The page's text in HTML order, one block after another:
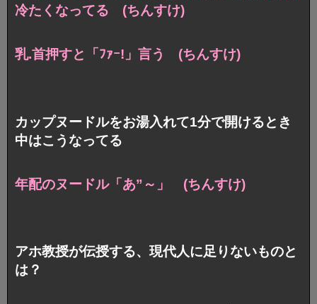
冷たくなってる (ちんすけ)
乳.首押すと「ﾌｧｰ!」言う (ちんすけ)
カップヌードルをお湯入れて1分で開けるとき
中はこうなってる
年配のヌードル「あ”～」 (ちんすけ)
アホ教授が伝授する、現代人に足りないものと
は？